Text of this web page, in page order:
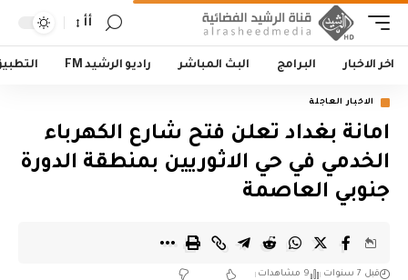
أأ
اخر الاخبار البرامج البث المباشر راديو الرشيد FM
الاخبار العاجلة
امانة بغداد تعلن فتح شارع الكهرباء
الخدمي في حي الاثوريين بمنطقة الدورة
جنوبي العاصمة
قبل 7 سنوات 9 مشاهدات